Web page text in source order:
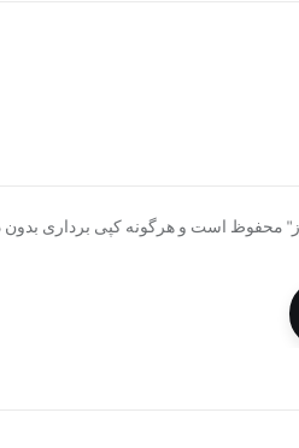
محفوظ است و هرگونه کپی برداری بدون